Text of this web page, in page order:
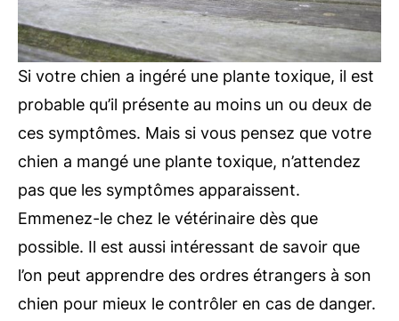
Si votre chien a ingéré une plante toxique, il est
probable qu’il présente au moins un ou deux de
ces symptômes. Mais si vous pensez que votre
chien a mangé une plante toxique, n’attendez
pas que les symptômes apparaissent.
Emmenez-le chez le vétérinaire dès que
possible. Il est aussi intéressant de savoir que
l’on peut apprendre des ordres étrangers à son
chien pour mieux le contrôler en cas de danger.